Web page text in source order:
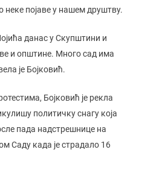
неке појаве у нашем друштву.
данас у Скупштини и
и општине. Много сад има
је Бојковић.
Бојковић је рекла
политичку снагу која
пада надстрешнице на
Саду када је страдало 16